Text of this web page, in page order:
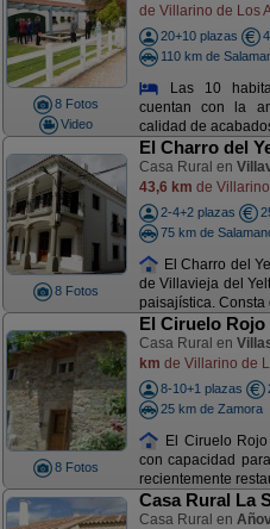
8 Fotos
Video
de Villarino de Los
20+10 plazas
110 km de
Las 10
cuentan con la
calidad de
8 Fotos
El Charro del
Casa Rural en
43,6 km de
2-4+2 plazas
75 km de
El Charro del
de Villavieja del
paisajística. Consta
8 Fotos
El Ciruelo Rojo
Casa Rural en
km de Villarino de
8-10+1 plazas
25 km de Zamora
El Ciruelo
con capacidad
recientemente
Casa Rural La
Casa Rural en